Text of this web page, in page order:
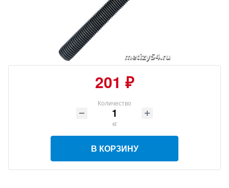
201 ₽
Количество
кг
В КОРЗИНУ